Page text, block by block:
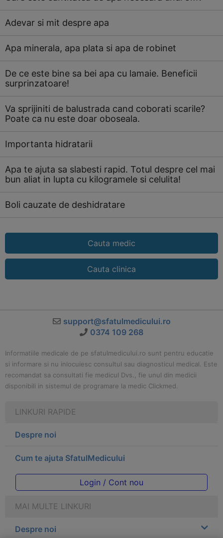
Adevar si mit despre apa
Apa minerala, apa plata si apa de robinet
De ce este bine sa bei apa cu lamaie. Beneficii
surprinzatoare!
Va sprijiniti de balustrada cand coborati scarile?
Poate ca nu este doar oboseala.
Importanta hidratarii
Apa te ajuta sa slabesti rapid. Totul despre cel mai
bun aliat in lupta cu kilogramele si celulita!
Boli cauzate de deshidratare
Cauta medic
Cauta clinica
support@sfatulmedicului.ro
0374 109 268
Informatiile medicale de pe sfatulmedicului.ro sunt pentru educatie
si informare si nu inlocuiesc consultul sau diagnosticul medical. Este
recomandat sa consultati fie medicul Dvs., fie unul din medicii
disponibili in sistemul de programare la medic Clickmed.
LINKURI RAPIDE
Despre noi
Cum te ajuta SfatulMedicului
Login / Cont nou
MAI MULTE LINKURI
Despre noi